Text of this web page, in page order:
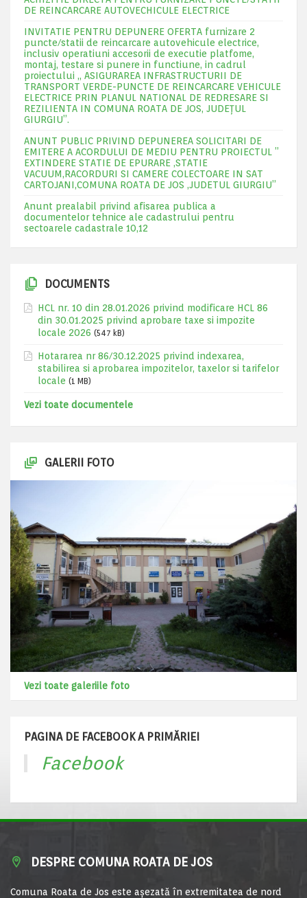
DE REINCARCARE AUTOVECHICULE ELECTRICE
INVITATIE PENTRU DEPUNERE OFERTA furnizare 2
puncte/statii de reincarcare autovehicule electrice,
inclusiv operatiuni accesorii de executie platfome,
montaj, testare si punere in functiune, in cadrul
proiectului „ ASIGURAREA INFRASTRUCTURII DE
TRANSPORT VERDE-PUNCTE DE REINCARCARE VEHICULE
ELECTRICE PRIN PLANUL NATIONAL DE REDRESARE SI
REZILIENTA IN COMUNA ROATA DE JOS, JUDEŢUL
GIURGIU”.
ANUNT PUBLIC PRIVIND DEPUNEREA SOLICITARI DE
EMITERE A ACORDULUI DE MEDIU PENTRU PROIECTUL ”
EXTINDERE STATIE DE EPURARE ,STATIE
VACUUM,RACORDURI SI CAMERE COLECTOARE IN SAT
CARTOJANI,COMUNA ROATA DE JOS ,JUDETUL GIURGIU”
Anunt prealabil privind afisarea publica a
documentelor tehnice ale cadastrului pentru
sectoarele cadastrale 10,12
DOCUMENTS
HCL nr. 10 din 28.01.2026 privind modificare HCL 86
din 30.01.2025 privind aprobare taxe si impozite
locale 2026 (547 kB)
Hotararea nr 86/30.12.2025 privind indexarea,
stabilirea si aprobarea impozitelor, taxelor si tarifelor
locale (1 MB)
Vezi toate documentele
GALERII FOTO
Vezi toate galeriile foto
PAGINA DE FACEBOOK A PRIMĂRIEI
Facebook
DESPRE COMUNA ROATA DE JOS
Comuna Roata de Jos este aşezată în extremitatea de nord